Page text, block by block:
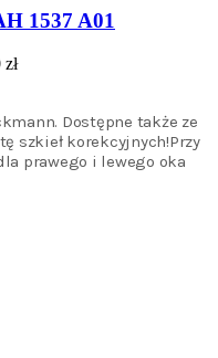
1537 A01
Dostępne także ze
szkieł korekcyjnych!Przy
prawego i lewego oka